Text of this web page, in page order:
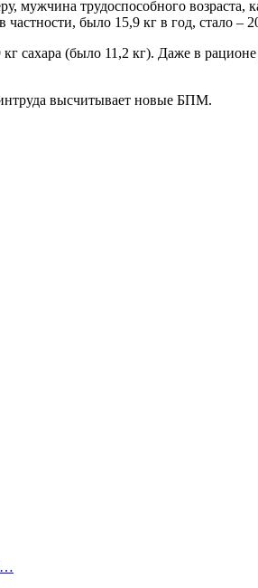
трудоспособного возраста,
было 15,9 кг в год, стало –
сахара (было 11,2 кг). Даже в
высчитывает новые БПМ.